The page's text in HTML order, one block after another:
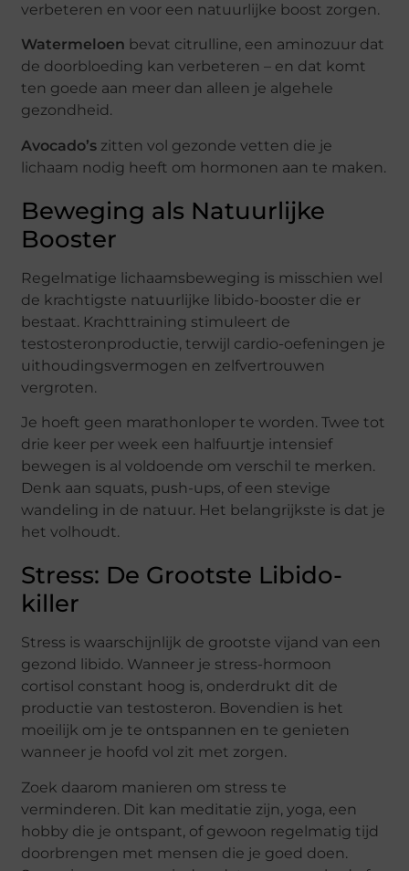
verbeteren en voor een natuurlijke boost zorgen.
Watermeloen bevat citrulline, een aminozuur dat
de doorbloeding kan verbeteren – en dat komt
ten goede aan meer dan alleen je algehele
gezondheid.
Avocado’s zitten vol gezonde vetten die je
lichaam nodig heeft om hormonen aan te maken.
Beweging als Natuurlijke
Booster
Regelmatige lichaamsbeweging is misschien wel
de krachtigste natuurlijke libido-booster die er
bestaat. Krachttraining stimuleert de
testosteronproductie, terwijl cardio-oefeningen je
uithoudingsvermogen en zelfvertrouwen
vergroten.
Je hoeft geen marathonloper te worden. Twee tot
drie keer per week een halfuurtje intensief
bewegen is al voldoende om verschil te merken.
Denk aan squats, push-ups, of een stevige
wandeling in de natuur. Het belangrijkste is dat je
het volhoudt.
Stress: De Grootste Libido-
killer
Stress is waarschijnlijk de grootste vijand van een
gezond libido. Wanneer je stress-hormoon
cortisol constant hoog is, onderdrukt dit de
productie van testosteron. Bovendien is het
moeilijk om je te ontspannen en te genieten
wanneer je hoofd vol zit met zorgen.
Zoek daarom manieren om stress te
verminderen. Dit kan meditatie zijn, yoga, een
hobby die je ontspant, of gewoon regelmatig tijd
doorbrengen met mensen die je goed doen.